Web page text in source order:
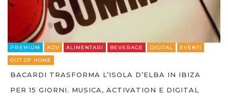
PREMIUM ADV ALIMENTARI BEVERAGE DIGITAL
EVENTI
OUT OF HOME
BACARDI TRASFORMA L’ISOLA D’ELBA IN IBIZA
PER 15 GIORNI. MUSICA, ACTIVATION E DIGITAL